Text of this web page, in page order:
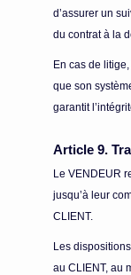
d’assurer un
du contrat à la
En cas de
que son
garantit
Article 9.
Le VENDEUR
jusqu’à leur
CLIENT.
Les
au CLIENT, au